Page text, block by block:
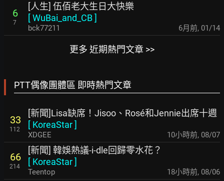
6
7
[人生] 伍佰老大生日大快樂
[WuBai_and_CB]
bck77211 6月前, 01/14
更多 近期熱門文章 >>
PTT偶像團體區 即時熱門文章
33
112
[新聞]Lisa缺席！Jisoo、Rosé和Jennie出席十週
[ KoreaStar]
XDGEE 10小時前, 08/07
66
214
[新聞] 韓娛熱議-i-dle回歸零水花？
[ KoreaStar]
Teentop 18小時前, 08/06